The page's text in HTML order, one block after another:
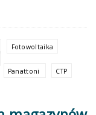
Fotowoltaika
Panattoni
CTP